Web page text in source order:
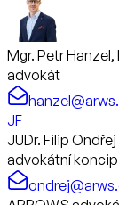
Mgr. Petr Hanzel,
advokát
JF
JUDr. Filip Ondřej
advokátní